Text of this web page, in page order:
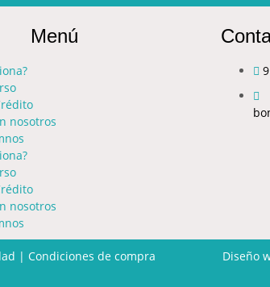
Menú
nosotros
nosotros
|Condiciones de compra Diseño